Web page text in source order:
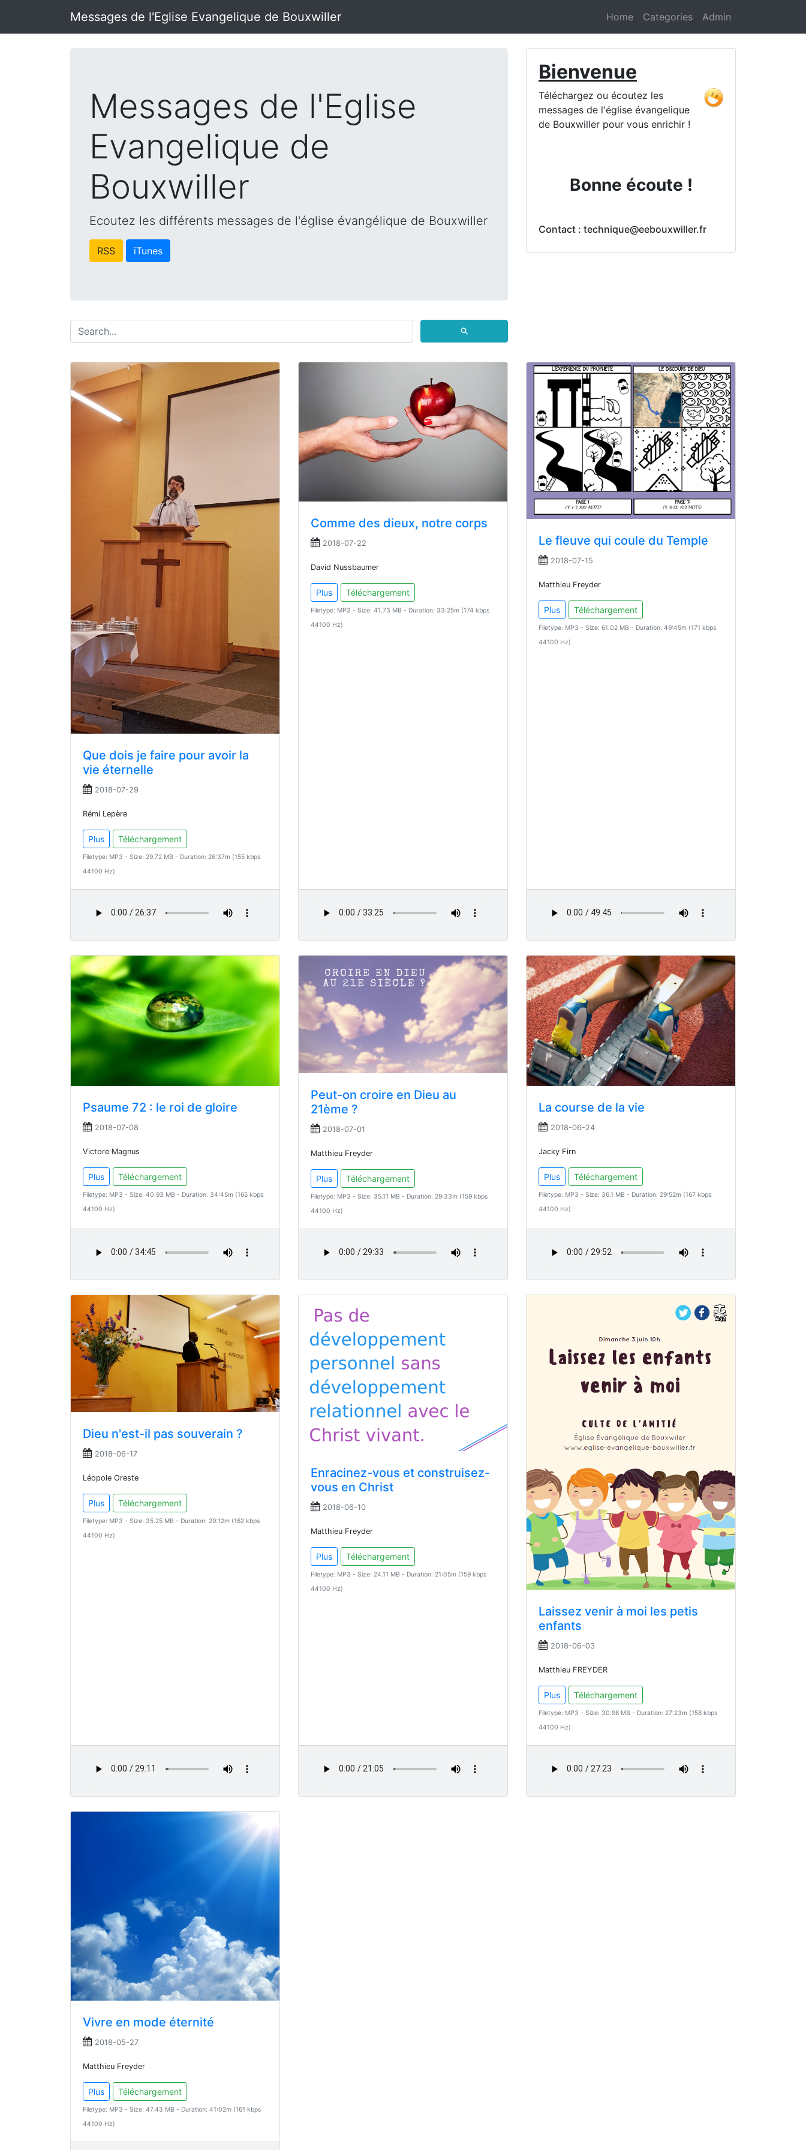
Messages de l'Eglise Evangelique de Bouxwiller Home Categories Admin
Messages de l'Eglise
Evangelique de
Bouxwiller
Ecoutez les différents messages de l'église évangélique de Bouxwiller
RSS iTunes
⚲
Bienvenue
Téléchargez ou écoutez les
messages de l'église évangelique
de Bouxwiller pour vous enrichir !
Bonne écoute !
Contact : technique@eebouxwiller.fr
Que dois je faire pour avoir la
vie éternelle
2018-07-29
Rémi Lepère
Plus Téléchargement
Filetype: MP3 - Size: 29.72 MB - Duration: 26:37m (155 kbps
44100 Hz)
Comme des dieux, notre corps
2018-07-22
David Nussbaumer
Plus Téléchargement
Filetype: MP3 - Size: 41.73 MB - Duration: 33:25m (174 kbps
44100 Hz)
Le fleuve qui coule du Temple
2018-07-15
Matthieu Freyder
Plus Téléchargement
Filetype: MP3 - Size: 61.02 MB - Duration: 49:45m (171 kbps
44100 Hz)
Psaume 72 : le roi de gloire
2018-07-08
Victore Magnus
Plus Téléchargement
Filetype: MP3 - Size: 40.93 MB - Duration: 34:45m (165 kbps
44100 Hz)
Peut-on croire en Dieu au
21ème ?
2018-07-01
Matthieu Freyder
Plus Téléchargement
Filetype: MP3 - Size: 35.11 MB - Duration: 29:33m (159 kbps
44100 Hz)
La course de la vie
2018-06-24
Jacky Firn
Plus Téléchargement
Filetype: MP3 - Size: 36.1 MB - Duration: 29:52m (167 kbps
44100 Hz)
Dieu n'est-il pas souverain ?
2018-06-17
Léopole Oreste
Plus Téléchargement
Filetype: MP3 - Size: 35.25 MB - Duration: 29:12m (162 kbps
44100 Hz)
Enracinez-vous et construisez-
vous en Christ
2018-06-10
Matthieu Freyder
Plus Téléchargement
Filetype: MP3 - Size: 24.11 MB - Duration: 21:05m (159 kbps
44100 Hz)
Laissez venir à moi les petis
enfants
2018-06-03
Matthieu FREYDER
Plus Téléchargement
Filetype: MP3 - Size: 30.98 MB - Duration: 27:23m (158 kbps
44100 Hz)
Vivre en mode éternité
2018-05-27
Matthieu Freyder
Plus Téléchargement
Filetype: MP3 - Size: 47.43 MB - Duration: 41:02m (161 kbps
44100 Hz)